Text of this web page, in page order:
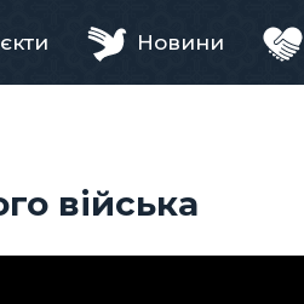
Новини
війська